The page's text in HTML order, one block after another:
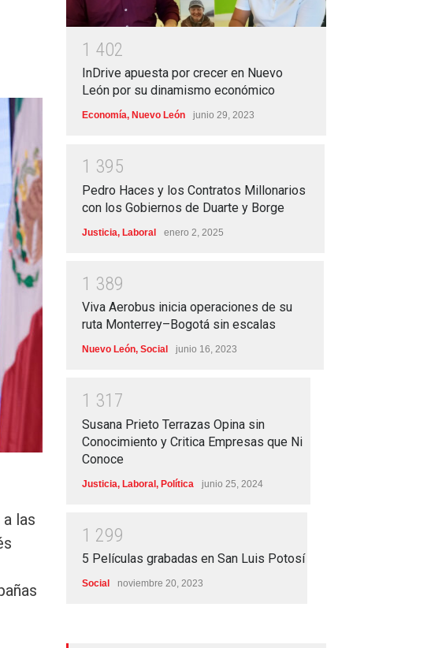
las
1 402
InDrive apuesta por crecer en Nuevo
León por su dinamismo económico
Economía, Nuevo León junio 29, 2023
1 395
Pedro Haces y los Contratos Millonarios
con los Gobiernos de Duarte y Borge
Justicia, Laboral enero 2, 2025
1 389
Viva Aerobus inicia operaciones de su
ruta Monterrey–Bogotá sin escalas
Nuevo León, Social junio 16, 2023
1 31 7
Susana Prieto Terrazas Opina sin
Conocimiento y Critica Empresas que Ni
Conoce
Justicia, Laboral , Política junio 25, 2024
1 299
5 Películas grabadas en San Luis Potosí
Social noviembre 20, 2023